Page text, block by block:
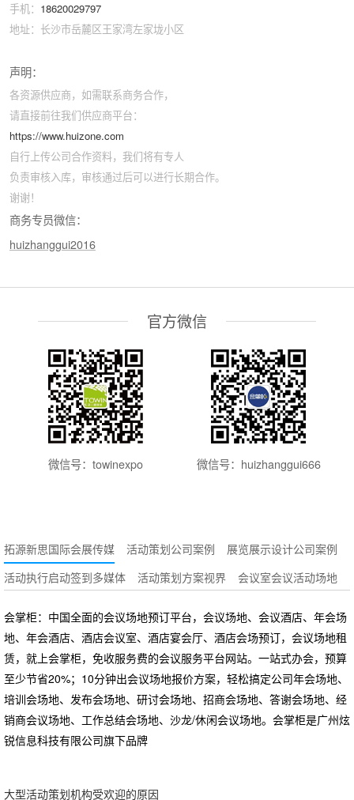
手机： 18620029797
地址：长沙市岳麓区王家湾左家垅小区
声明：
各资源供应商，如需联系商务合作，
请直接前往我们供应商平台：
https://www.huizone.com
自行上传公司合作资料，我们将有专人
负责审核入库，审核通过后可以进行长期合作。
谢谢！
商务专员微信：
huizhanggui2016
官方微信
微信号：towinexpo 微信号：huizhanggui666
拓源新思国际会展传媒 活动策划公司案例
展览展示设计公司案例
活动执行启动签到多媒体
活动策划方案视界 会议室会议活动场地
会掌柜：中国全面的会议场地预订平台，会议场地、会议酒店、年会场
地、年会酒店、酒店会议室、酒店宴会厅、酒店会场预订，会议场地租
赁，就上会掌柜，免收服务费的会议服务平台网站。一站式办会，预算
至少节省20%；10分钟出会议场地报价方案，轻松搞定公司年会场地、
培训会场地、发布会场地、研讨会场地、招商会场地、答谢会场地、经
销商会议场地、工作总结会场地、沙龙/休闲会议场地。会掌柜是广州炫
锐信息科技有限公司旗下品牌
大型活动策划机构受欢迎的原因